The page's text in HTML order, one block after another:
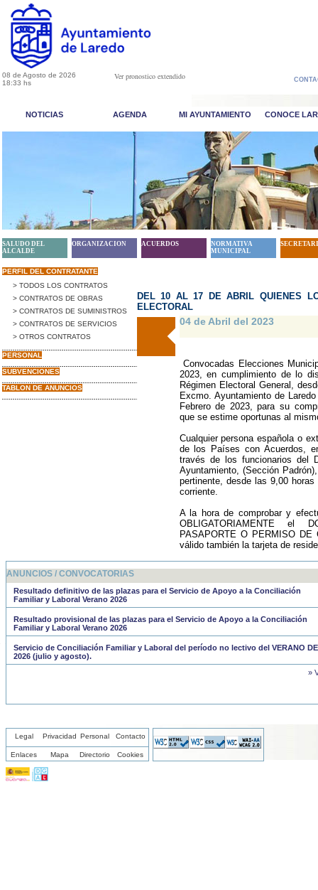
08 de Agosto de 2026
18:33 hs
Ver pronostico extendido
NOTICIAS AGENDA MI AYUNTAMIENTO CONOCE
SALUDO DEL
ALCALDE
ORGANIZACION ACUERDOS
NORMATIVA
MUNICIPAL
PERFIL DEL CONTRATANTE
> TODOS LOS CONTRATOS
> CONTRATOS DE OBRAS
> CONTRATOS DE SUMINISTROS
> CONTRATOS DE SERVICIOS
> OTROS CONTRATOS
PERSONAL
SUBVENCIONES
TABLON DE ANUNCIOS
DEL 10 AL 17 DE ABRIL QUIENES
ELECTORAL
04 de Abril del 2023
Convocadas Elecciones
2023, en cumplimiento de lo
Régimen Electoral General,
Excmo. Ayuntamiento de
Febrero de 2023, para su
que se estime oportunas al
Cualquier persona española o
de los Países con Acuerdos,
través de los funcionarios del
Ayuntamiento, (Sección
pertinente, desde las 9,00
corriente.
A la hora de comprobar y
OBLIGATORIAMENTE el
PASAPORTE O PERMISO
válido también la tarjeta de
ANUNCIOS / CONVOCATORIAS
Resultado definitivo de las plazas para el Servicio de Apoyo a la Conciliación
Familiar y Laboral Verano 2026
Resultado provisional de las plazas para el Servicio de Apoyo a la Conciliación
Familiar y Laboral Verano 2026
Servicio de Conciliación Familiar y Laboral del período no lectivo del VERANO DE
2026 (julio y agosto).
»
Legal Privacidad Personal Contacto
Enlaces Mapa Directorio Cookies